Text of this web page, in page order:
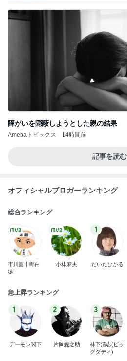
障がいを隠蔽しようとした親の結果
Amebaトピックス 14時間前
記事を読む
オフィシャルブロガーランキング
総合ランキング
市川團十郎白
猿
小林麻央
1
だいたひかる
急上昇ランキング
1
デーモン閣下
2
片岡愛之助
3
林下清志(ビッ
グダディ)